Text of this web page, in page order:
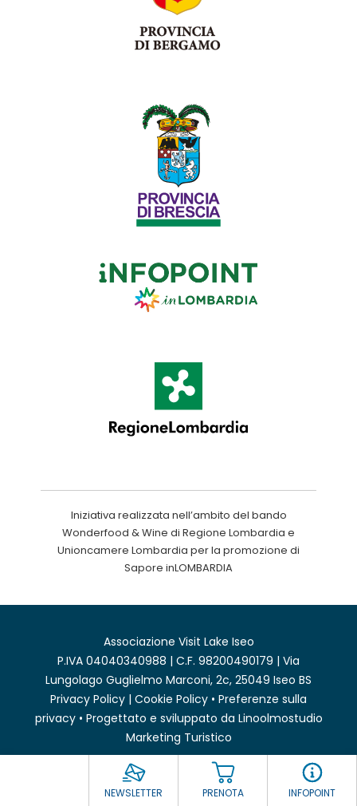
NEWSLETTER PRENOTA INFOPOINT
Iniziativa realizzata nell’ambito del bando
Wonderfood & Wine di Regione Lombardia e
Unioncamere Lombardia per la promozione di
Sapore inLOMBARDIA
Associazione Visit Lake Iseo
P.IVA 04040340988 | C.F. 98200490179 | Via
Lungolago Guglielmo Marconi, 2c, 25049 Iseo BS
Privacy Policy | Cookie Policy • Preferenze sulla
privacy• Progettato e sviluppato da Linoolmostudio
Marketing Turistico